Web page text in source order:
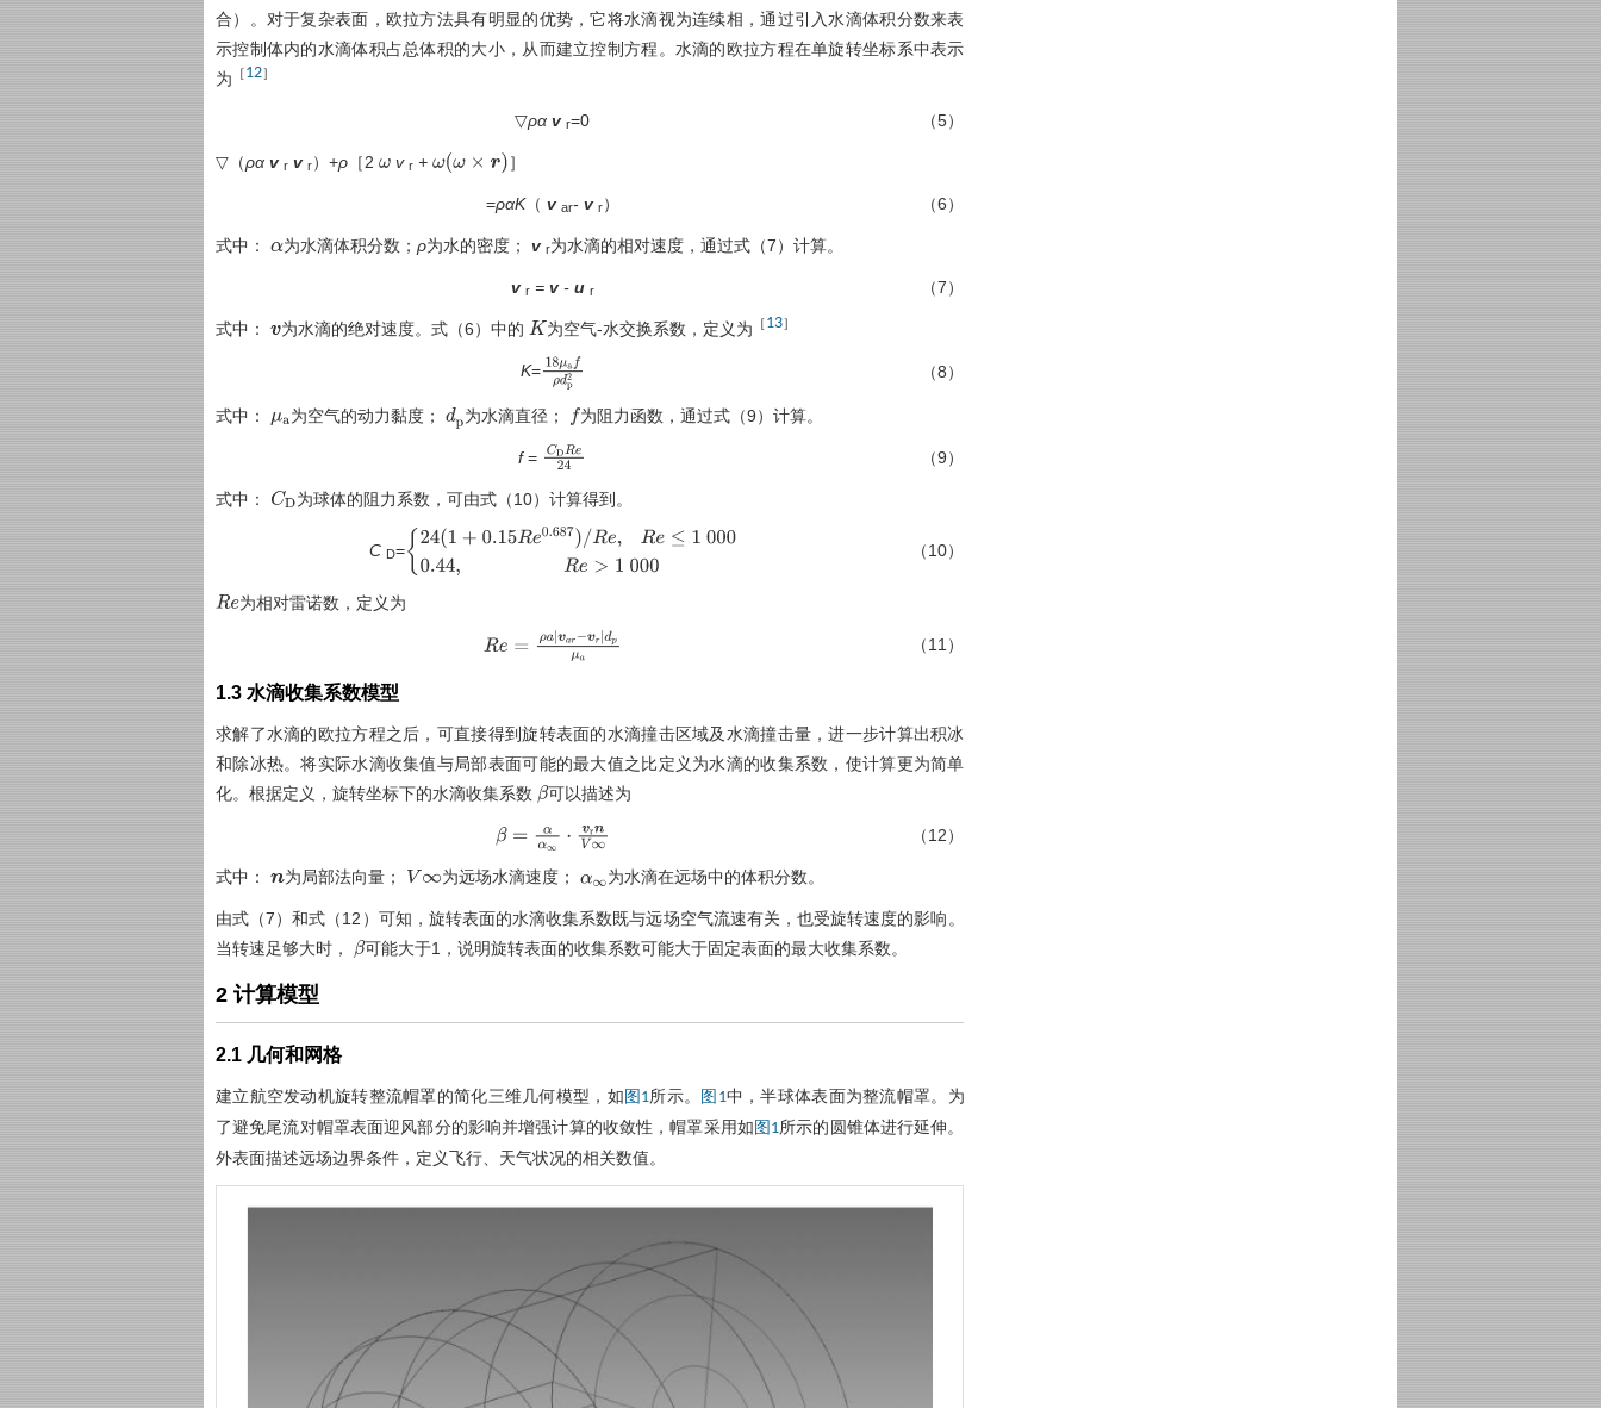
合）。对于复杂表面，欧拉方法具有明显的优势，它将水滴视为连续相，通过引入水滴体积分数来表
示控制体内的水滴体积占总体积的大小，从而建立控制方程。水滴的欧拉方程在单旋转坐标系中表示
为 ［12］
▽ρα v r=0 （5）
▽（ρα v r v r）+ρ ［2 ω v r + ω(ω×r) ］
=ραK（ v ar- v r） （6）
式中： α为水滴体积分数； ρ为水的密度； v r为水滴的相对速度，通过式（7） 计算。
v r = v - u r （7）
式中： v为水滴的绝对速度。式（6）中的 K 为空气-水交换系数，定义为 ［13］
K=18μaf （8）
式中： μa为空气的动力黏度； dp为水滴直径； f 为阻力函数，通过式（9）计算。
f= CDRe （9）
式中： CD为球体的阻力系数，可由式（10） 计算得到。
C D=24( + 0.15 Re, e≤ 1 000 （10）
Re为相对雷诺数，定义为
Re =ρa|var-
（11）
1.3 水滴收集系数模型
求解了水滴的欧拉方程之后，可直接得到旋转表面的水滴撞击区域及水滴撞击量，进一步计算出积冰
和除冰热。将实际水滴收集值与局部表面可能的最大值之比定义为水滴的收集系数，使计算更为简单
化。根据定义，旋转坐标下的水滴收集系数 β可以描述为
β=αα ∞·vr n V∞ （12）
式中： n 为局部法向量； V∞ 为远场水滴速度； α∞ 为水滴在远场中的体积分数。
由式（7）和式（12） 可知，旋转表面的水滴收集系数既与远场空气流速有关，也受旋转速度的影响。
当转速足够大时，
β可能大于1，说明旋转表面的收集系数可能大于固定表面的最大收集系数。
2 计算模型
2.1 几何和网格
建立航空发动机旋转整流帽罩的简化三维几何模型，如 图1所示。 图1中，半球体表面为整流帽罩。为
了避免尾流对帽罩表面迎风部分的影响并增强计算的收敛性，帽罩采用如 图1所示的圆锥体进行延伸。
外表面描述远场边界条件，定义飞行、天气状况的相关数值。